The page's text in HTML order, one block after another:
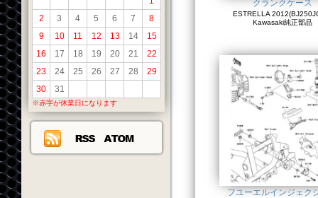
2
3 4 5 6 7
8
9
10 11 12 13 14
15
16
17 18 19 20 21
22
23
24 25 26 27 28
29
30
31
※赤字が休業日になります
クランクケース
ESTRELLA
Kawasaki純正部品
フユーエルインジェク